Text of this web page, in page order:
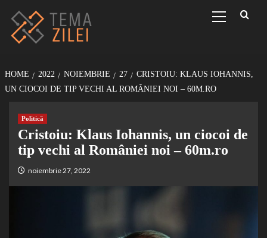
conținut
Menu
HOME 2022 NOIEMBRIE 27
CRISTOIU: KLAUS IOHANNIS,
UN CIOCOI DE TIP VECHI AL ROMÂNIEI NOI – 60M.RO
Politică
Cristoiu: Klaus Iohannis, un ciocoi de
tip vechi al României noi – 60m.ro
noiembrie 27, 2022